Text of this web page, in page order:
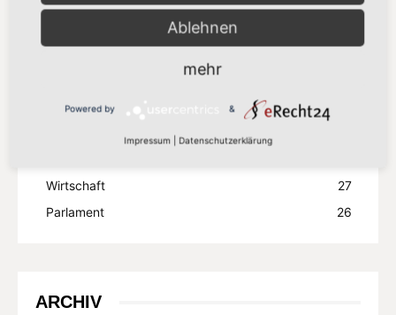
Beliebte Stichwörter
Europäisches Parlament
Wirtschaft
27
Parlament
26
ARCHIV
Ablehnen
mehr
Powered by &
Impressum Datenschutzerklärung